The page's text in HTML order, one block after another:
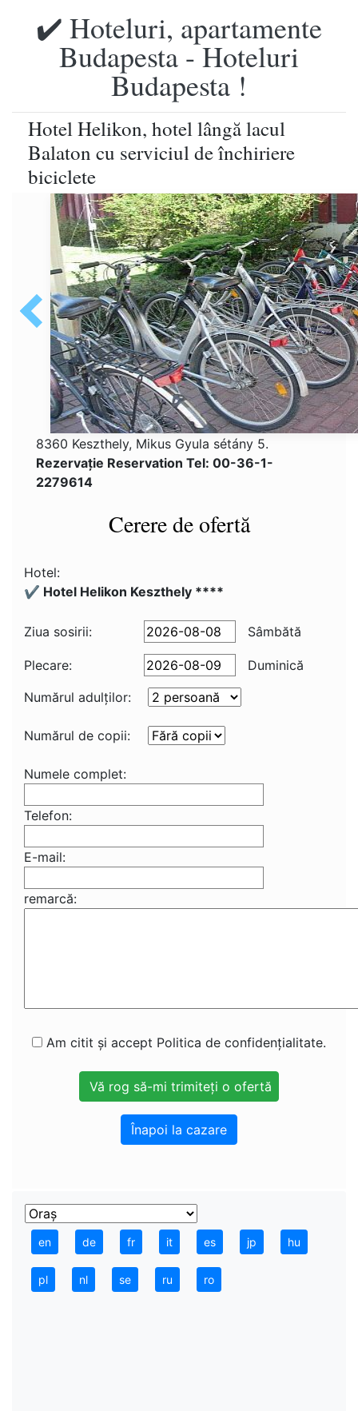
✔️ Hoteluri, apartamente
Budapesta - Hoteluri
Budapesta !
Hotel Helikon, hotel lângă lacul
Balaton cu serviciul de închiriere
biciclete
8360 Keszthely, Mikus Gyula sétány 5.
Rezervaţie Reservation Tel: 00-36-1-
2279614
Cerere de ofertă
Hotel:
✔️ Hotel Helikon Keszthely ****
Ziua sosirii: Sâmbătă
Plecare:
Duminică
Numărul adulţilor:
Numărul de copii:
Numele complet:
Telefon:
E-mail:
remarcă:
Am citit și accept Politica de confidențialitate.
Înapoi la cazare
en de fr it es jp hu
pl nl se ru ro